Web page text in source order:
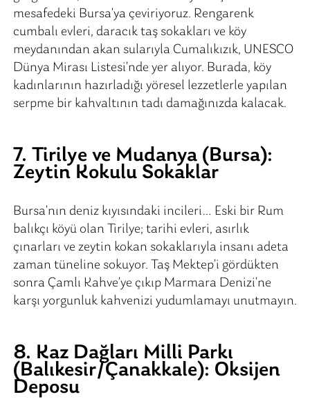
mesafedeki Bursa’ya çeviriyoruz. Rengarenk
cumbalı evleri, daracık taş sokakları ve köy
meydanından akan sularıyla Cumalıkızık, UNESCO
Dünya Mirası Listesi’nde yer alıyor. Burada, köy
kadınlarının hazırladığı yöresel lezzetlerle yapılan
serpme bir kahvaltının tadı damağınızda kalacak.
7. Tirilye ve Mudanya (Bursa):
Zeytin Kokulu Sokaklar
Bursa’nın deniz kıyısındaki incileri… Eski bir Rum
balıkçı köyü olan Tirilye; tarihi evleri, asırlık
çınarları ve zeytin kokan sokaklarıyla insanı adeta
zaman tüneline sokuyor. Taş Mektep’i gördükten
sonra Çamlı Kahve’ye çıkıp Marmara Denizi’ne
karşı yorgunluk kahvenizi yudumlamayı unutmayın.
8. Kaz Dağları Milli Parkı
(Balıkesir/Çanakkale): Oksijen
Deposu